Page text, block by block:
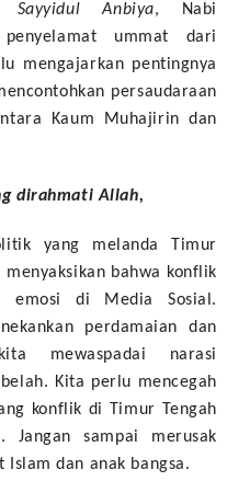
Sayyidul Anbiya, Nabi
ummat dari
mengajarkan pentingnya
persaudaraan
Kaum Muhajirin dan
dirahmati Allah,
yang melanda Timur
bahwa konflik
emosi di Media Sosial.
perdamaian dan
mewaspadai narasi
Kita perlu mencegah
konflik di Timur Tengah
sampai merusak
Islam dan anak bangsa.